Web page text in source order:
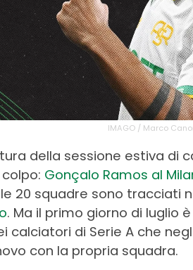
IMAGO / Marco
della sessione estiva di
Gonçalo Ramos al
20 squadre sono tracciati
. Ma il primo giorno di luglio
di Serie A che
con la propria squadra.